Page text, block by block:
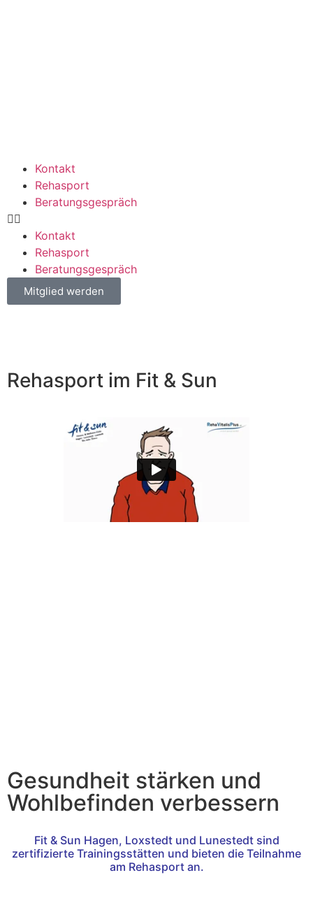
Kontakt
Rehasport
Beratungsgespräch
Kontakt
Rehasport
Beratungsgespräch
Mitglied werden
Rehasport im Fit & Sun
Gesundheit stärken und
Wohlbefinden verbessern
Fit & Sun Hagen, Loxstedt und Lunestedt sind
zertifizierte Trainingsstätten und bieten die Teilnahme
am Rehasport an.